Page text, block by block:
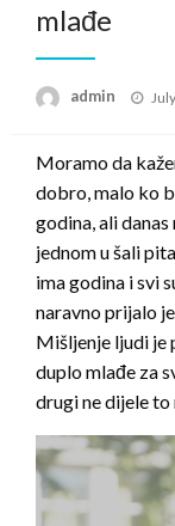
mlađe
admin
Moramo da
dobro, malo ko
godina, ali danas
jednom u šali
ima godina i svi
naravno prijalo
Mišljenje ljudi je
duplo mlađe za
drugi ne dijele to